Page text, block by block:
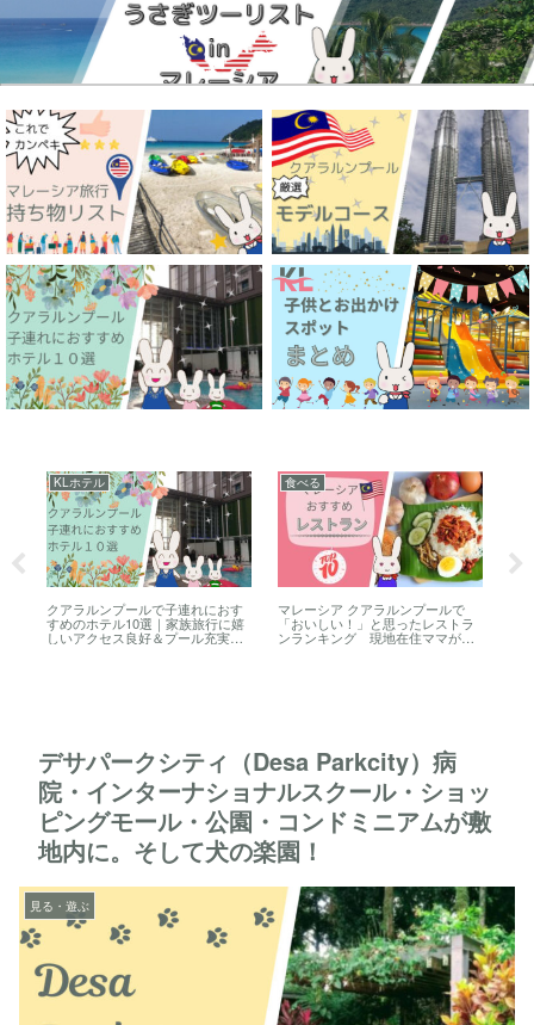
KLホテル
クアラルンプールで子連れにおす
すめのホテル10選｜家族旅行に嬉
しいアクセス良好＆プール充実ホ
食べる
マレーシア クアラルンプールで
「おいしい！」と思ったレストラ
ンランキング 現地在住ママが選
デサパークシティ（Desa Parkcity）病
院・インターナショナルスクール・ショッ
ピングモール・公園・コンドミニアムが敷
地内に。そして犬の楽園！
見る・遊ぶ